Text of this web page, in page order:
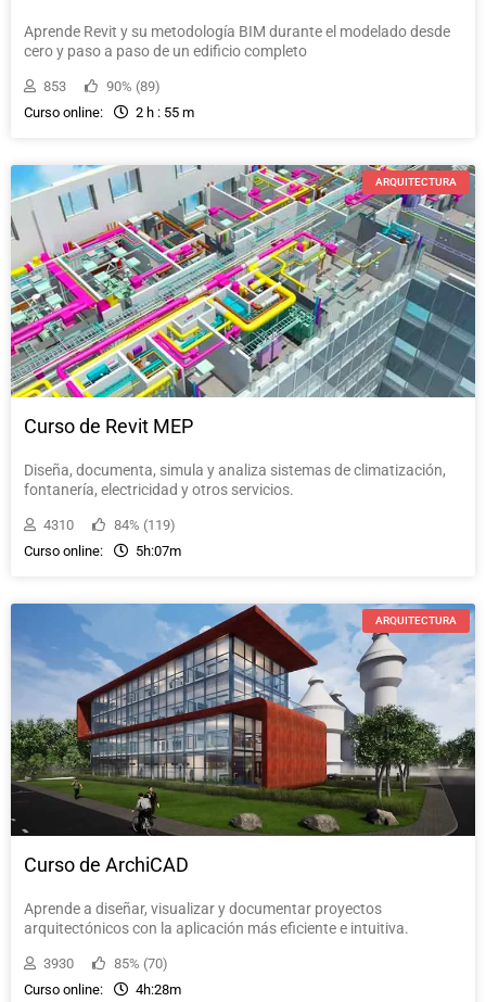
Aprende Revit y su metodología BIM durante el modelado desde
cero y paso a paso de un edificio completo
853
90% (89)
Curso online:
2 h : 55 m
ARQUITECTURA
Curso de Revit MEP
Diseña, documenta, simula y analiza sistemas de climatización,
fontanería, electricidad y otros servicios.
4310
84% (119)
Curso online:
5h:07m
ARQUITECTURA
Curso de ArchiCAD
Aprende a diseñar, visualizar y documentar proyectos
arquitectónicos con la aplicación más eficiente e intuitiva.
3930
85% (70)
Curso online:
4h:28m